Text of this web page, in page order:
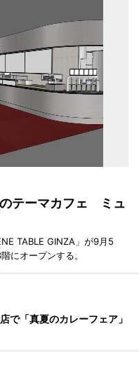
テーマカフェ ミュ
TABLE GINZA」が9月5
にオープンする。
で「真夏のカレーフェア」